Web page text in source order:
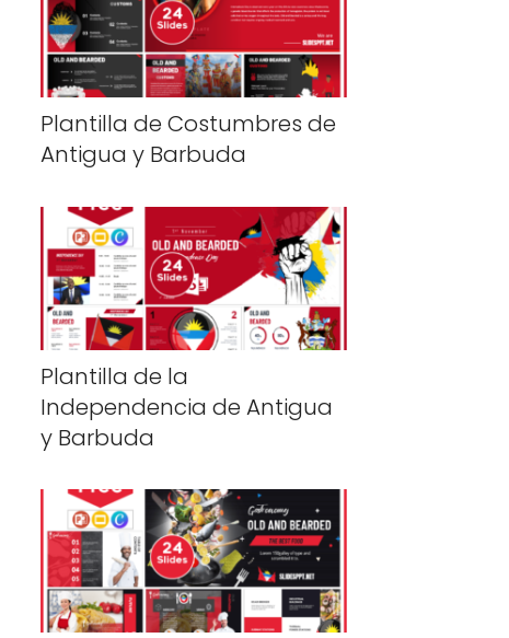
Plantilla de Costumbres de
Antigua y Barbuda
Plantilla de la
Independencia de Antigua
y Barbuda